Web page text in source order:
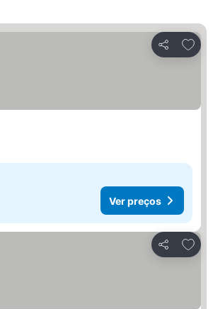
Partilhar
Ver preços
Partilhar